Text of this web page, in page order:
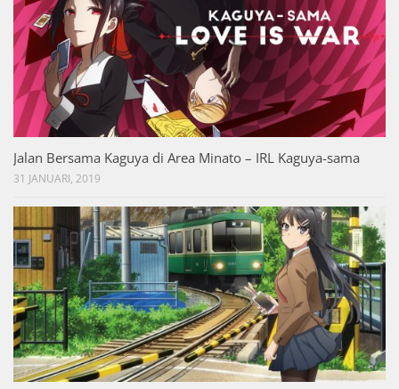
Jalan Bersama Kaguya di Area Minato – IRL Kaguya-sama
31 JANUARI, 2019